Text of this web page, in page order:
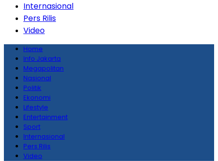
Internasional
Pers Rilis
Video
Home
Info Jakarta
Megapolitan
Nasional
Politik
Ekonomi
Lifestyle
Entertainment
Sport
Internasional
Pers Rilis
Video